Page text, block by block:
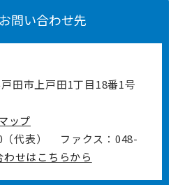
問い合わせ先
田市上戸田1丁目18番1号
ップ
代表）
ファクス：048-
わせはこちらから